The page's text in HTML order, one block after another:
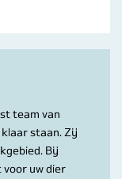
team van
staan. Zij
Bij
voor uw dier